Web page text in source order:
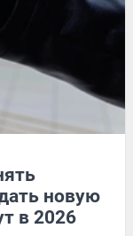
новую
в 2026